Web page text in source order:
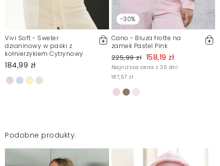
Vivi Soft - Sweter
dzianinowy w paski z
kołnierzykiem Cytrynowy
184,99 zł
-30%
Cano - Bluza frotte na
zamek Pastel Pink
225,99 zł 158,19 zł
Najniższa cena z 30 dni
187,57 zł
Podobne produkty: